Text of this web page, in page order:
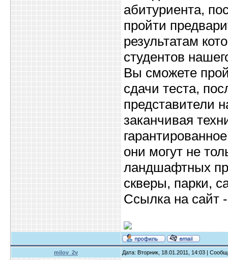
абитуриента,
пройти
результатам
студентов
Вы сможете
сдачи теста,
представители
заканчивая
они могут не
ландшафтных
скверы, парки,
Ссылка на сайт
milov_2v Дата: Вторник, 18.01.2011, 14:03 |